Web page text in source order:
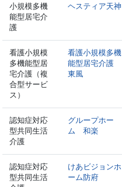
小規模多機
能型居宅介
護
ヘスティア天神
看護小規模
多機能型居
宅介護（複
合型サービ
ス）
看護小規模多機
能型居宅介護
東風
認知症対応
型共同生活
介護
グループホー
ム 和楽
認知症対応
型共同生活
けあビジョンホ
ーム防府